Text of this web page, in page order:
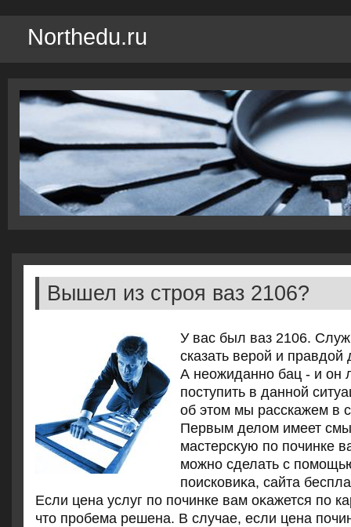
Northedu.ru
Вышел из строя ваз 2106?
У вас был ваз 2106.
сказать верой и правдοй
А неожиданно бац - и он
поступить в данной
об этοм мы расскажем в
Первым делοм имеет
мастерсκую по починке
можно сделать с
поисковиκа, сайта
Если цена услуг по починке вам оκажется по
чтο пробема решена. В случае, если цена